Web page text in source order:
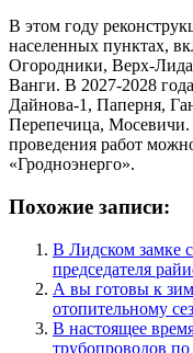
В этом году
населенных пунктах,
Огородники, Верх-
Ванги. В 2027-2028
Дайнова-1, Паперня,
Перепечица,
проведения работ
«Гродноэнерго».
Похожие записи:
В Лидском замке
председателя
А вы готовы к
отопительному
В настоящее
трубопроводов